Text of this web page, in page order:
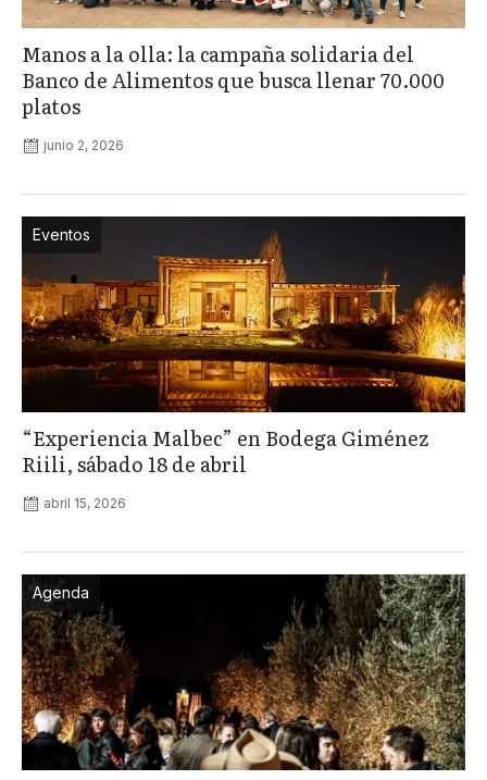
Manos a la olla: la campaña solidaria del
Banco de Alimentos que busca llenar 70.000
platos
junio 2, 2026
Eventos
“Experiencia Malbec” en Bodega Giménez
Riili, sábado 18 de abril
abril 15, 2026
Agenda